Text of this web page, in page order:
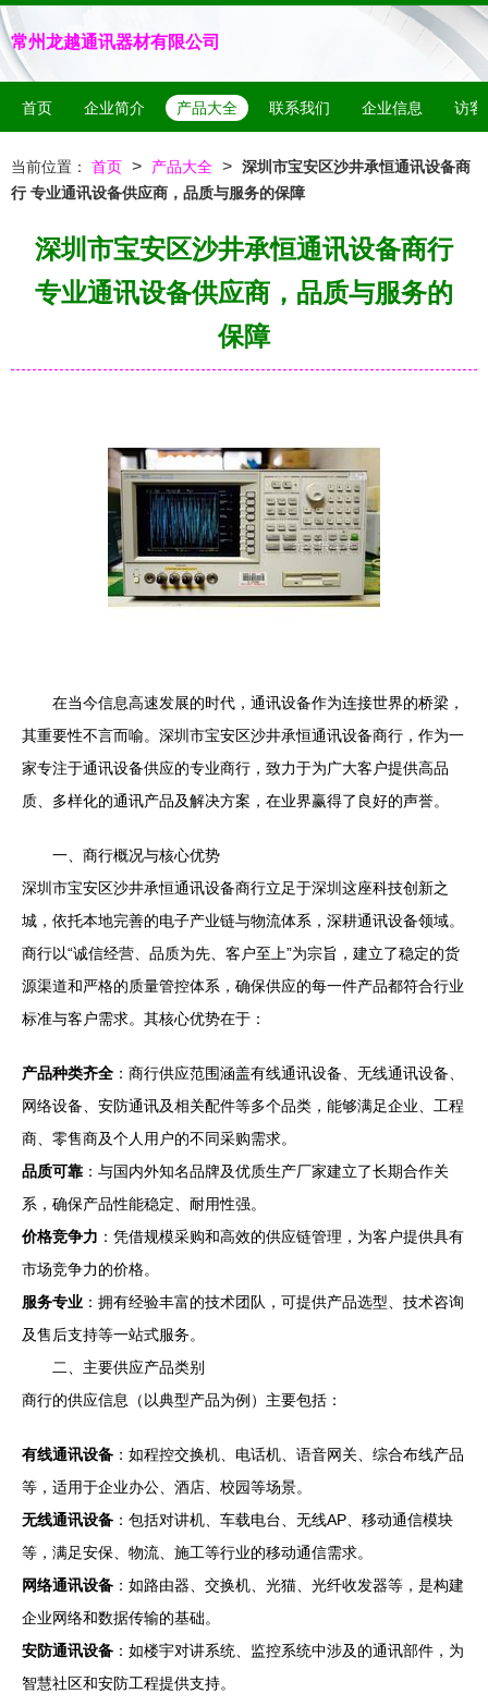
常州龙越通讯器材有限公司
首页 企业简介 产品大全 联系我们 企业信息 访客
当前位置： 首页 > 产品大全 > 深圳市宝安区沙井承恒通讯设备商
行 专业通讯设备供应商，品质与服务的保障
深圳市宝安区沙井承恒通讯设备商行
专业通讯设备供应商，品质与服务的
保障
在当今信息高速发展的时代，通讯设备作为连接世界的桥梁，
其重要性不言而喻。深圳市宝安区沙井承恒通讯设备商行，作为一
家专注于通讯设备供应的专业商行，致力于为广大客户提供高品
质、多样化的通讯产品及解决方案，在业界赢得了良好的声誉。
一、商行概况与核心优势
深圳市宝安区沙井承恒通讯设备商行立足于深圳这座科技创新之
城，依托本地完善的电子产业链与物流体系，深耕通讯设备领域。
商行以“诚信经营、品质为先、客户至上”为宗旨，建立了稳定的货
源渠道和严格的质量管控体系，确保供应的每一件产品都符合行业
标准与客户需求。其核心优势在于：
产品种类齐全 ：商行供应范围涵盖有线通讯设备、无线通讯设备、
网络设备、安防通讯及相关配件等多个品类，能够满足企业、工程
商、零售商及个人用户的不同采购需求。
品质可靠 ：与国内外知名品牌及优质生产厂家建立了长期合作关
系，确保产品性能稳定、耐用性强。
价格竞争力 ：凭借规模采购和高效的供应链管理，为客户提供具有
市场竞争力的价格。
服务专业 ：拥有经验丰富的技术团队，可提供产品选型、技术咨询
及售后支持等一站式服务。
二、主要供应产品类别
商行的供应信息（以典型产品为例）主要包括：
有线通讯设备 ：如程控交换机、电话机、语音网关、综合布线产品
等，适用于企业办公、酒店、校园等场景。
无线通讯设备 ：包括对讲机、车载电台、无线AP、移动通信模块
等，满足安保、物流、施工等行业的移动通信需求。
网络通讯设备 ：如路由器、交换机、光猫、光纤收发器等，是构建
企业网络和数据传输的基础。
安防通讯设备 ：如楼宇对讲系统、监控系统中涉及的通讯部件，为
智慧社区和安防工程提供支持。